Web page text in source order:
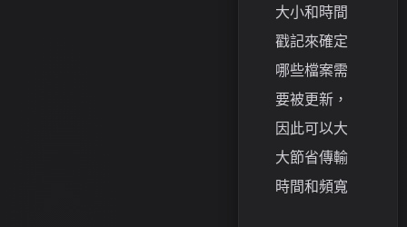
大小和時間
戳記來確定
哪些檔案需
要被更新，
因此可以大
大節省傳輸
時間和頻寬